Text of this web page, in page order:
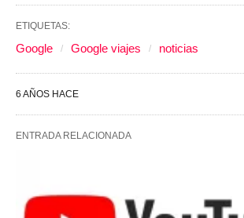
ETIQUETAS:
Google Google viajes noticias
6 AÑOS HACE
ENTRADA RELACIONADA